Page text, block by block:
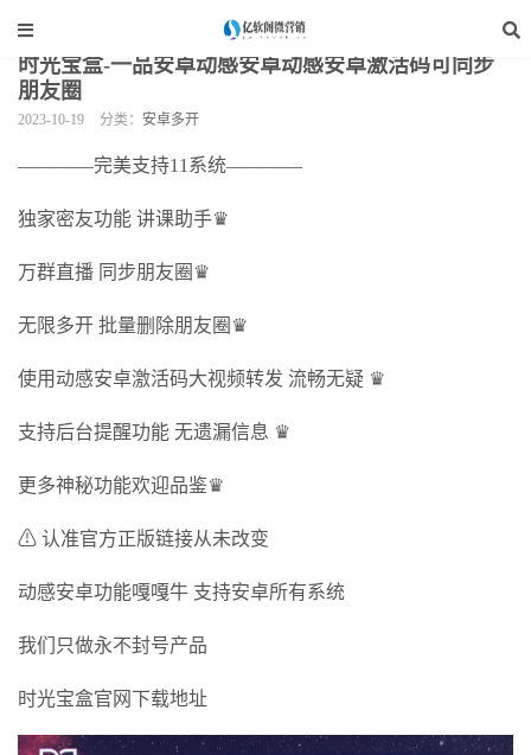
当前位置： 手机软件 > 安卓多开
时光宝盒-一品安卓动感安卓动感安卓激活码可同步
朋友圈
2023-10-19 分类： 安卓多开
————完美支持11系统————
独家密友功能 讲课助手♛
万群直播 同步朋友圈♛
无限多开 批量删除朋友圈♛
使用动感安卓激活码大视频转发 流畅无疑 ♛
支持后台提醒功能 无遗漏信息 ♛
更多神秘功能欢迎品鉴♛
⚠ 认准官方正版链接从未改变
动感安卓功能嘎嘎牛 支持安卓所有系统
我们只做永不封号产品
时光宝盒官网下载地址